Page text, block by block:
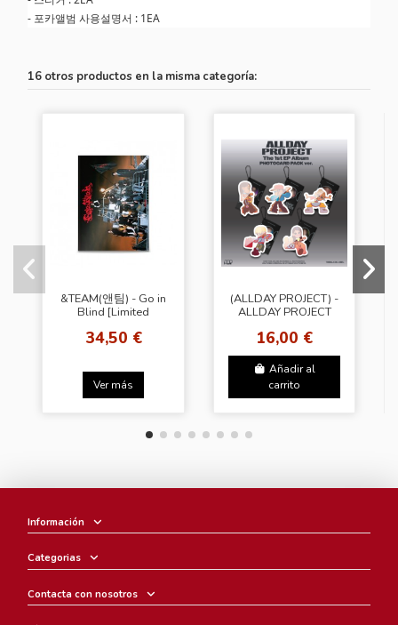
- 포카앨범 사용설명서 : 1EA
16 otros productos en la misma categoría:
&TEAM(앤팀) - Go in
Blind [Limited
34,50 €
Ver más
(ALLDAY PROJECT) -
ALLDAY PROJECT
- Random Cover]
16,00 €
Añadir al
carrito
Información
Categorias
Contacta con nosotros